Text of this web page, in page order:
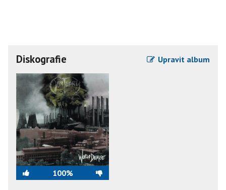
Diskografie Upravit album
100%